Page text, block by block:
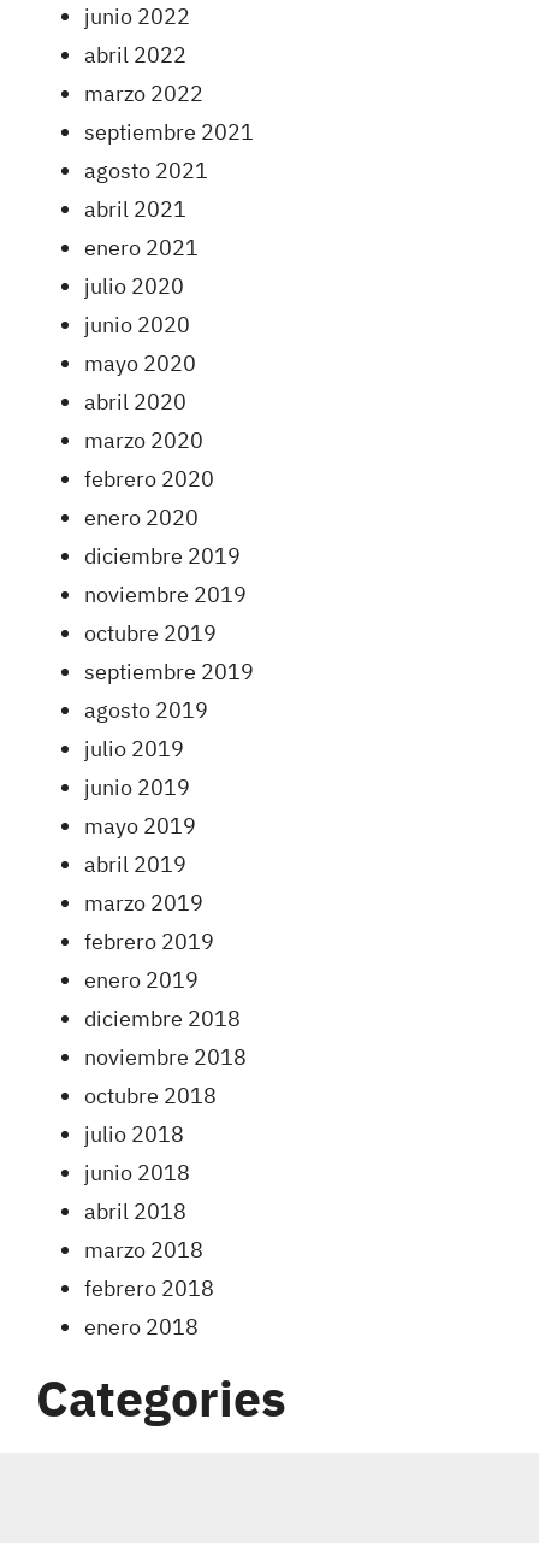
junio 2022
abril 2022
marzo 2022
septiembre 2021
agosto 2021
abril 2021
enero 2021
julio 2020
junio 2020
mayo 2020
abril 2020
marzo 2020
febrero 2020
enero 2020
diciembre 2019
noviembre 2019
octubre 2019
septiembre 2019
agosto 2019
julio 2019
junio 2019
mayo 2019
abril 2019
marzo 2019
febrero 2019
enero 2019
diciembre 2018
noviembre 2018
octubre 2018
julio 2018
junio 2018
abril 2018
marzo 2018
febrero 2018
enero 2018
Categories